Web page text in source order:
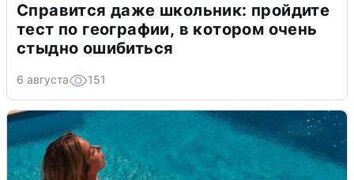
Справится даже школьник: пройдите
тест по географии, в котором очень
стыдно ошибиться
6 августа 151